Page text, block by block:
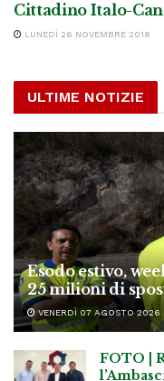
Cittadino Italo-
LUNEDÌ 26 NOVEMBRE 2018
ULTIME NOTIZIE
Esodo estivo,
25 milioni di
VENERDÌ 07 AGOSTO 2026
FOTO |